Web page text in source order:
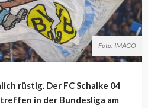
Foto: IMAGO
rüstig. Der FC Schalke 04
in der Bundesliga am